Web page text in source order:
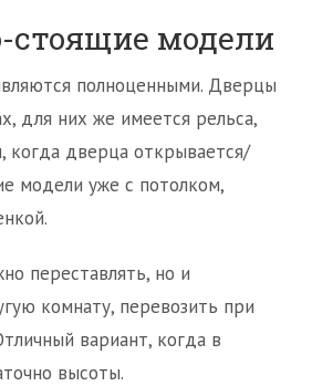
стоящие модели
полноценными. Дверцы
для них же имеется рельса,
когда дверца открывается/
модели уже с потолком,
переставлять, но и
комнату, перевозить при
вариант, когда в
высоты.